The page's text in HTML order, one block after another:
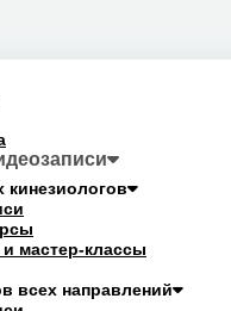
мастер-классы
всех направлений